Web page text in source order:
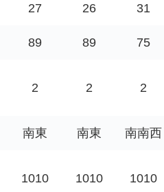
27 26 31
89 89 75
2 2 2
南東 南東 南南西
1010 1010 1010